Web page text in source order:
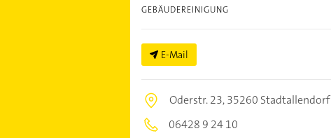
GEBÄUDEREINIGUNG
E-Mail
Oderstr. 23,35260 Stadtallendorf
06428 9 24 10